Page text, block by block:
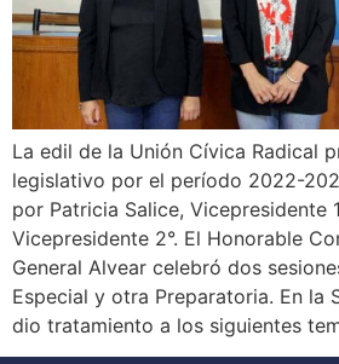
La edil de la Unión Cívica Radical
legislativo por el período 2022-
por Patricia Salice, Vicepresidente
Vicepresidente 2°. El Honorable
General Alvear celebró dos
Especial y otra Preparatoria. En la
dio tratamiento a los siguientes